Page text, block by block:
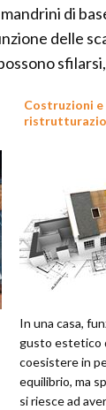
di
delle
Costruzioni e
In una casa,
gusto estetico
coesistere in
equilibrio, ma
si riesce ad